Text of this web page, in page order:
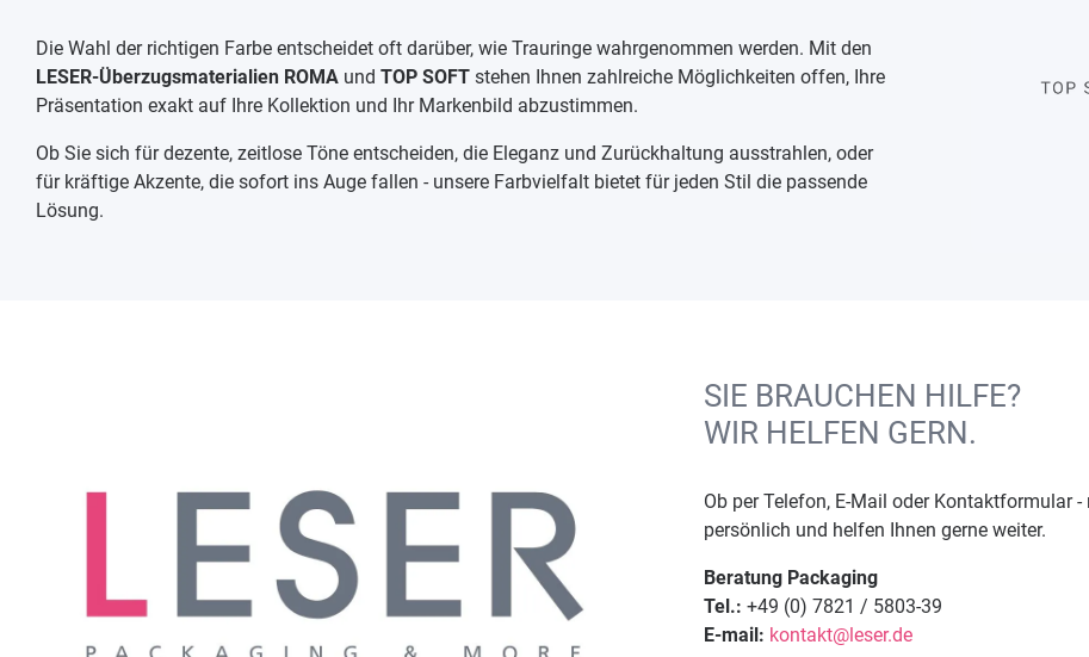
Die Wahl der richtigen Farbe entscheidet oft darüber, wie Trauringe wahrgenommen werden. Mit den
LESER-Überzugsmaterialien ROMA und TOP SOFT stehen Ihnen zahlreiche Möglichkeiten offen, Ihre
Präsentation exakt auf Ihre Kollektion und Ihr Markenbild abzustimmen.
Ob Sie sich für dezente, zeitlose Töne entscheiden, die Eleganz und Zurückhaltung ausstrahlen, oder
für kräftige Akzente, die sofort ins Auge fallen - unsere Farbvielfalt bietet für jeden Stil die passende
Lösung.
SIE BRAUCHEN HILFE?
WIR HELFEN GERN.
Ob per Telefon, E-Mail oder Kontaktformular
persönlich und helfen Ihnen gerne weiter.
Beratung Packaging
Tel.: +49 (0) 7821 / 5803-39
E-mail: kontakt@leser.de